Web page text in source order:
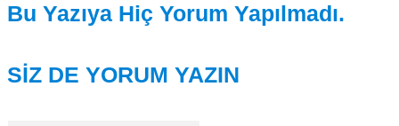
Bu Yazıya Hiç Yorum Yapılmadı.
SİZ DE YORUM YAZIN